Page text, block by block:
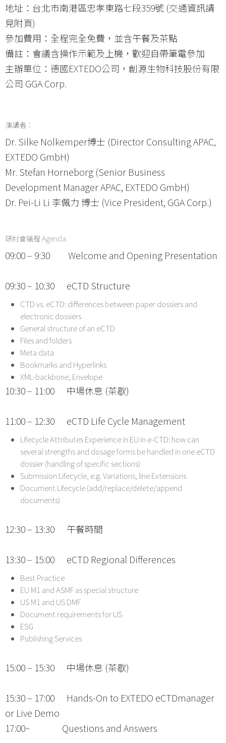
地址：台北市南港區忠孝東路七段359號 (交通資訊請
見附頁)
參加費用：全程完全免費，並含午餐及茶點
備註：會議含操作示範及上機，歡迎自帶筆電參加
主辦單位：德國EXTEDO公司，創源生物科技股份有限
公司 GGA Corp.
演講者：
Dr. Silke Nolkemper博士 (Director Consulting APAC,
EXTEDO GmbH)
Mr. Stefan Horneborg (Senior Business
Development Manager APAC, EXTEDO GmbH)
Dr. Pei-Li Li 李佩力 博士 (Vice President, GGA Corp.)
研討會議程 Agenda
09:00 – 9:30 Welcome and Opening Presentation
09:30 – 10:30 eCTD Structure
CTD vs. eCTD: differences between paper dossiers and
electronic dossiers
General structure of an eCTD
Files and folders
Meta data
Bookmarks and Hyperlinks
XML-backbone, Envelope
10:30 – 11:00 中場休息 (茶歇)
11:00 – 12:30 eCTD Life Cycle Management
Lifecycle Attributes Experience in EU in e-CTD: how can
several strengths and dosage forms be handled in one eCTD
dossier (handling of specific sections)
Submission Lifecycle, e.g. Variations, line Extensions
Document Lifecycle (add/replace/delete/append
documents)
12:30 – 13:30 午餐時間
13:30 – 15:00 eCTD Regional Differences
Best Practice
EU M1 and ASMF as special structure
US M1 and US DMF
Document requirements for US
ESG
Publishing Services
15:00 – 15:30 中場休息 (茶歇)
15:30 – 17:00 Hands-On to EXTEDO eCTDmanager
or Live Demo
17:00~ Questions and Answers